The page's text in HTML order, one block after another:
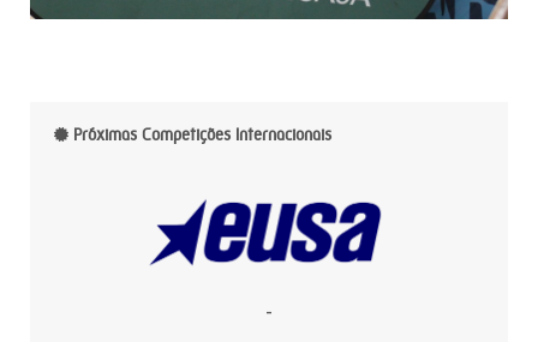
Próximas Competições Internacionais
-